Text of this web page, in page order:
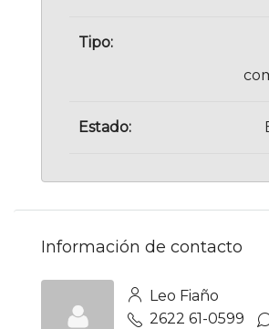
Tipo:
Estado:
Información de contacto
Leo Fiaño
2622 61-0599